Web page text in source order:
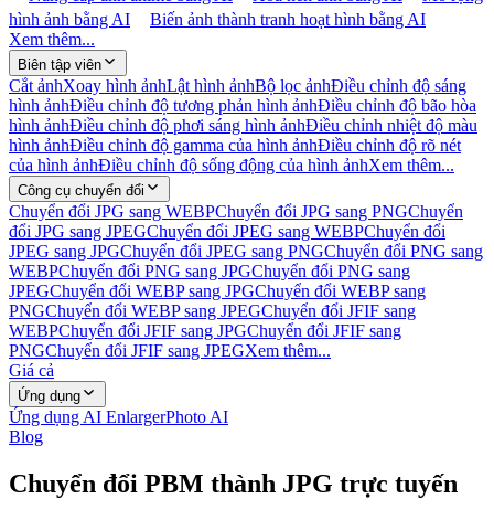
hình ảnh bằng AI
Biến ảnh thành tranh hoạt hình bằng AI
Xem thêm...
Biên tập viên
Cắt ảnhXoay hình ảnhLật hình ảnhBộ lọc ảnhĐiều chỉnh độ sáng
hình ảnhĐiều chỉnh độ tương phản hình ảnhĐiều chỉnh độ bão hòa
hình ảnhĐiều chỉnh độ phơi sáng hình ảnhĐiều chỉnh nhiệt độ màu
hình ảnhĐiều chỉnh độ gamma của hình ảnhĐiều chỉnh độ rõ nét
của hình ảnhĐiều chỉnh độ sống động của hình ảnhXem thêm...
Công cụ chuyển đổi
Chuyển đổi JPG sang WEBPChuyển đổi JPG sang PNGChuyển
đổi JPG sang JPEGChuyển đổi JPEG sang WEBPChuyển đổi
JPEG sang JPGChuyển đổi JPEG sang PNGChuyển đổi PNG sang
WEBPChuyển đổi PNG sang JPGChuyển đổi PNG sang
JPEGChuyển đổi WEBP sang JPGChuyển đổi WEBP sang
PNGChuyển đổi WEBP sang JPEGChuyển đổi JFIF sang
WEBPChuyển đổi JFIF sang JPGChuyển đổi JFIF sang
PNGChuyển đổi JFIF sang JPEGXem thêm...
Giá cả
Ứng dụng
Ứng dụng AI EnlargerPhoto AI
Blog
Chuyển đổi PBM thành JPG trực tuyến